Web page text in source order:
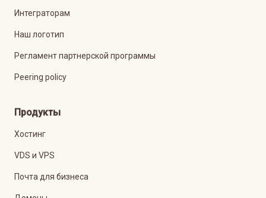
Интеграторам
Наш логотип
Регламент партнерской программы
Peering policy
Продукты
Хостинг
VDS и VPS
Почта для бизнеса